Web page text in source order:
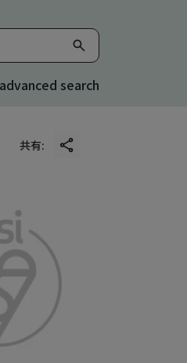
search
共有: